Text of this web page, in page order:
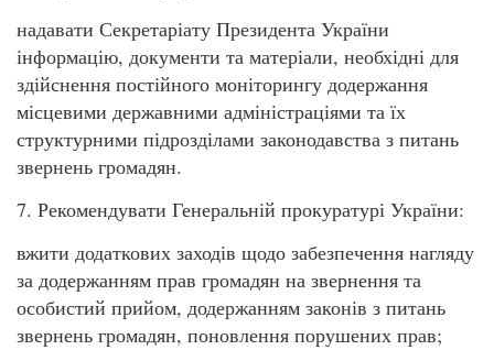
надавати Секретаріату Президента України
інформацію, документи та матеріали, необхідні для
здійснення постійного моніторингу додержання
місцевими державними адміністраціями та їх
структурними підрозділами законодавства з питань
звернень громадян.
7. Рекомендувати Генеральній прокуратурі України:
вжити додаткових заходів щодо забезпечення нагляду
за додержанням прав громадян на звернення та
особистий прийом, додержанням законів з питань
звернень громадян, поновлення порушених прав;